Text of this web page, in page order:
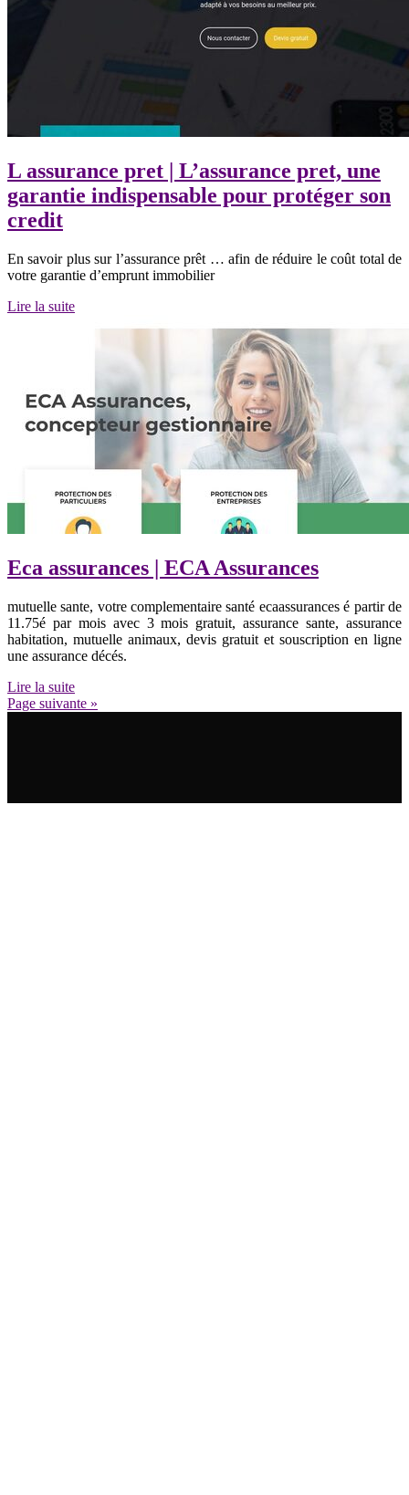
L assurance pret | L’assurance pret, une
garantie in­dispensab­le pour protéger son
credit
En savoir plus sur l’assurance prêt … afin de réduire le coût total de
votre garantie d’emprunt immobilier
Lire la suite
Eca assurances | ECA Assurances
mutuelle sante, votre complementaire santé ecaassurances é partir de
11.75é par mois avec 3 mois gratuit, assurance sante, assurance
habitation, mutuelle animaux, devis gratuit et souscription en ligne
une assurance décés.
Lire la suite
Page suivante »